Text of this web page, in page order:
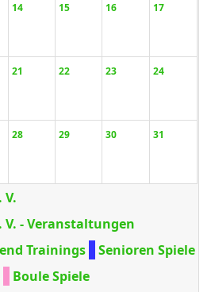
14 15 16 17
21 22 23 24
28 29 30 31
V.
V. - Veranstaltungen
Trainings
Senioren Spiele
Boule Spiele